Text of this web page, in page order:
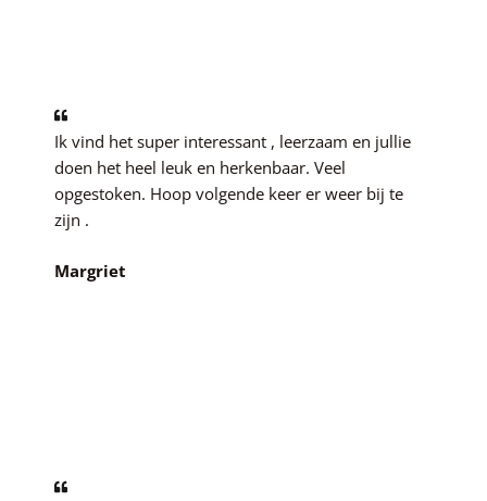
Ik vind het super interessant , leerzaam en jullie
doen het heel leuk en herkenbaar. Veel
opgestoken. Hoop volgende keer er weer bij te
zijn .
Margriet